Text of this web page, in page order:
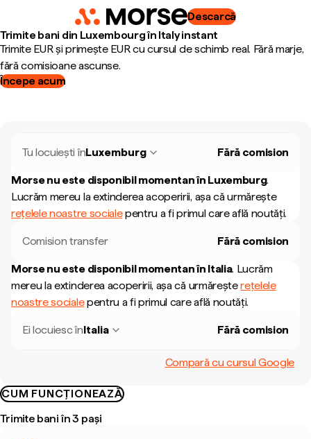
Descarcă
Trimite bani din Luxembourg în Italy instant
Trimite EUR și primește EUR cu cursul de schimb real. Fără marje,
fără comisioane ascunse.
Începe acum
Tu locuiești înLuxemburg Fără comision
Morse nu este disponibil momentan în Luxemburg.
Lucrăm mereu la extinderea acoperirii, așa că urmărește
rețelele noastre socialepentru a fi primul care află noutăți.
Comision transfer Fără comision
Morse nu este disponibil momentan în Italia. Lucrăm
mereu la extinderea acoperirii, așa că urmăreșterețelele
noastre socialepentru a fi primul care află noutăți.
Ei locuiesc înItalia Fără comision
Compară cu cursul Google
CUM FUNCȚIONEAZĂ
Trimite bani în 3 pași